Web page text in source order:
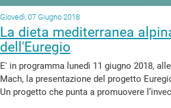
Giovedì, 07 Giugno 2018
La dieta mediterranea
dell'Euregio
E' in programma lunedì 11 giugno 2018,
Mach, la presentazione del progetto
Un progetto che punta a promuovere